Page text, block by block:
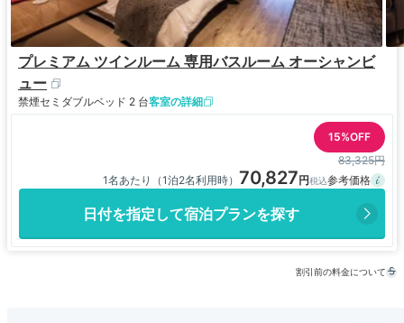
プレミアム ツインルーム 専用バスルーム オーシャンビ
ュー
禁煙セミダブルベッド 2 台客室の詳細
15%OFF
83,325円
1名あたり（1泊2名利用時） 70,827
日付を指定して宿泊プランを探す
割引前の料金について